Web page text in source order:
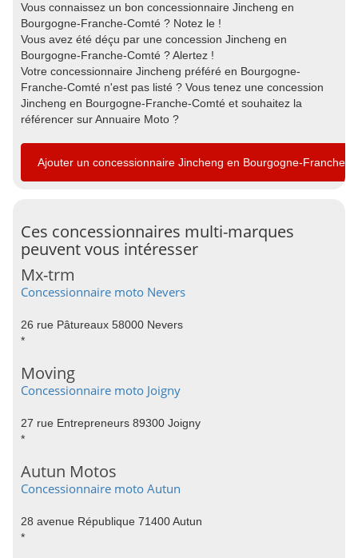
Vous connaissez un bon concessionnaire Jincheng en
Bourgogne-Franche-Comté ? Notez le !
Vous avez été déçu par une concession Jincheng en
Bourgogne-Franche-Comté ? Alertez !
Votre concessionnaire Jincheng préféré en Bourgogne-
Franche-Comté n'est pas listé ? Vous tenez une concession
Jincheng en Bourgogne-Franche-Comté et souhaitez la
référencer sur Annuaire Moto ?
Ajouter un concessionnaire Jincheng en Bourgogne-Franche-
Ces concessionnaires multi-marques
peuvent vous intéresser
Mx-trm
Concessionnaire moto Nevers
26 rue Pâtureaux 58000 Nevers
*
Moving
Concessionnaire moto Joigny
27 rue Entrepreneurs 89300 Joigny
*
Autun Motos
Concessionnaire moto Autun
28 avenue République 71400 Autun
*